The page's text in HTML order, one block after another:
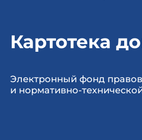
Картотека
Электронный фонд
и нормативно-